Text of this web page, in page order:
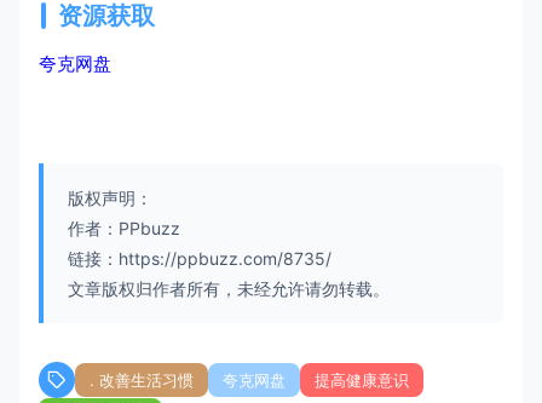
资源获取
夸克网盘
版权声明：
作者：PPbuzz
链接：https://ppbuzz.com/8735/
文章版权归作者所有，未经允许请勿转载。
. 改善生活习惯 夸克网盘
提高健康意识